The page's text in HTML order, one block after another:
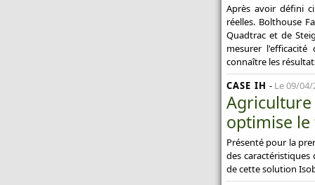
Après avoir défini
réelles. Bolthouse
Quadtrac et de
mesurer
connaître les
CASE IH - Le 09/04/
optimise
Présenté pour la
des
de cette solution